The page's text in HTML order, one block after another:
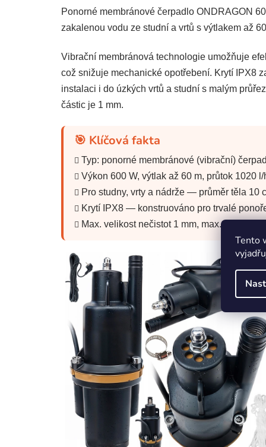
Tento
Ponorné membránové čerpadlo ONDRAGON
zakalenou vodu ze studní a vrtů s výtlakem až
Vibrační membránová technologie umožňuje
což snižuje mechanické opotřebení. Krytí IPX8
instalaci i do úzkých vrtů a studní s malým
částic je 1 mm.
🎯 Klíčová fakta
Typ: ponorné membránové (vibrační)
Výkon 600 W, výtlak až 60 m, průtok 1020 l/
Pro studny, vrty a nádrže — průměr těla 10
Krytí IPX8 — konstruováno pro trvalé
Max. velikost nečistot 1 mm, max. teplota